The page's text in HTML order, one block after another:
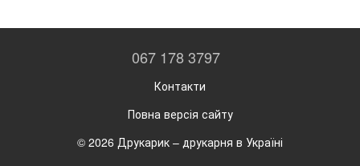
067 178 3797
Контакти
Повна версія сайту
© 2026 Друкарик – друкарня в Україні